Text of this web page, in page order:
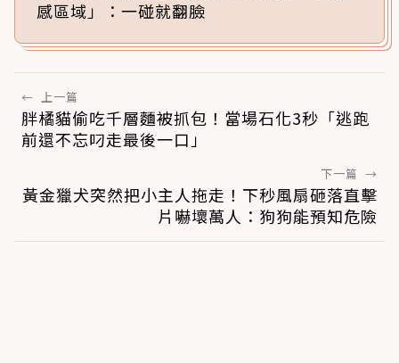
感區域」：一碰就翻臉
← 上一篇
胖橘貓偷吃千層麵被抓包！當場石化3秒「逃跑
前還不忘叼走最後一口」
下一篇 →
黃金獵犬突然把小主人拖走！下秒風扇砸落直擊
片嚇壞萬人：狗狗能預知危險